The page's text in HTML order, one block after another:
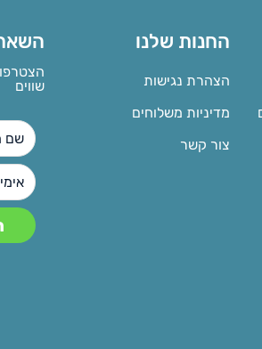
החנות שלנו
הצהרת נגישות
מדיניות משלוחים
צור קשר
שווים